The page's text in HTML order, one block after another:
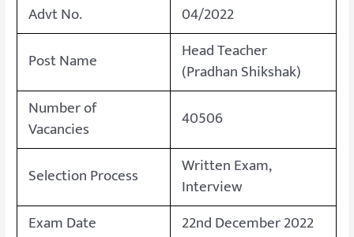
Advt No.
04/2022
Post Name
Head Teacher
(Pradhan Shikshak)
Number of
Vacancies
40506
Selection Process
Written Exam,
Interview
Exam Date
22nd December 2022